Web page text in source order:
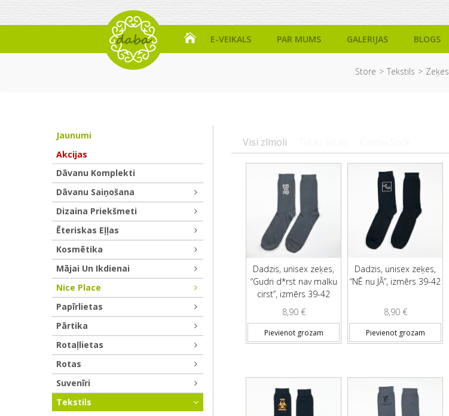
E-VEIKALS PAR MUMS GALERIJAS BLOGS
Store Tekstils Zeķes
Visi zīmoli
Dadzis, unisex zeķes,
“Gudri d*rst nav malku
cirst”, izmērs 39-42
8,90 €
Pievienot grozam
Dadzis, unisex zeķes,
“NĒ nu JĀ”, izmērs 39-42
8,90 €
Pievienot grozam
Jaunumi
Akcijas
Dāvanu Komplekti
Dāvanu Saiņošana
Dizaina Priekšmeti
Ēteriskas Eļļas
Kosmētika
Mājai Un Ikdienai
Nice Place
Papīrlietas
Pārtika
Rotaļlietas
Rotas
Suvenīri
Tekstils